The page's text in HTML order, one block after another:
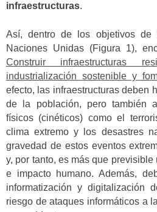
infraestructuras.
Así, dentro de los objetivos de
Naciones Unidas (Figura 1),
Construir infraestructuras
industrialización sostenible y
efecto, las infraestructuras deben
de la población, pero también
físicos (cinéticos) como el
clima extremo y los desastres
gravedad de estos eventos
y, por tanto, es más que
e impacto humano. Además,
informatización y digitalización
riesgo de ataques informáticos a